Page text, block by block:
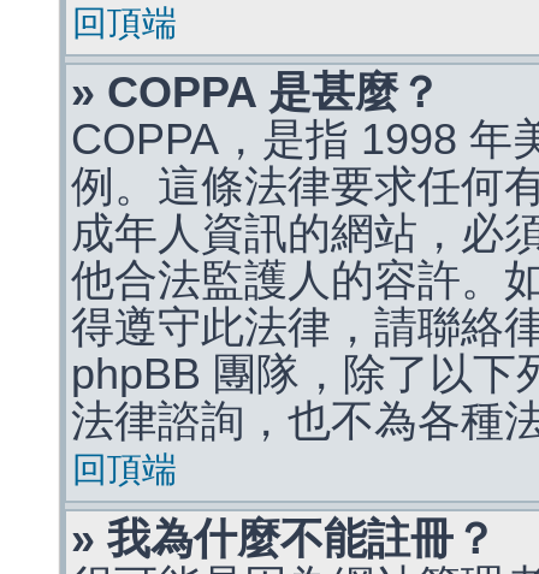
回頂端
» COPPA 是甚麼？
COPPA，是指 1998 年
例。這條法律要求任何
成年人資訊的網站，必
他合法監護人的容許。
得遵守此法律，請聯絡
phpBB 團隊，除了以下
法律諮詢，也不為各種
回頂端
» 我為什麼不能註冊？